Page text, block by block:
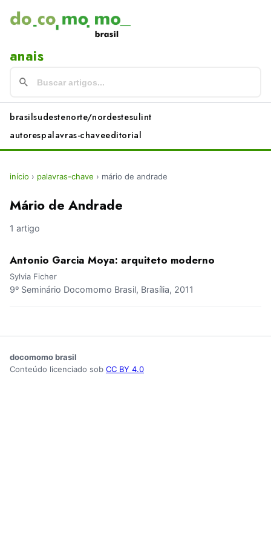
anais
brasilsudestenorte/nordestesulint
autorespalavras-chaveeditorial
início › palavras-chave › mário de andrade
Mário de Andrade
1 artigo
Antonio Garcia Moya: arquiteto moderno
Sylvia Ficher
9º Seminário Docomomo Brasil, Brasília, 2011
docomomo brasil
Conteúdo licenciado sob CC BY 4.0